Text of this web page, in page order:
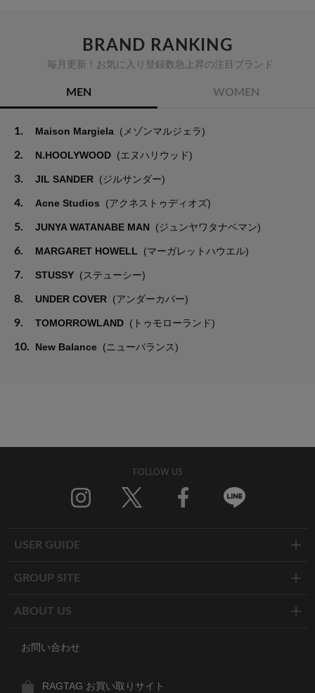
BRAND RANKING
毎月更新！お気に入り登録数急上昇の注目ブランド
MEN WOMEN
1. Maison Margiela (メゾンマルジェラ)
2. N.HOOLYWOOD (エヌハリウッド)
3. JIL SANDER (ジルサンダー)
4. Acne Studios (アクネストゥディオズ)
5. JUNYA WATANABE MAN (ジュンヤワタナベマン)
6. MARGARET HOWELL (マーガレットハウエル)
7. STUSSY (ステューシー)
8. UNDER COVER (アンダーカバー)
9. TOMORROWLAND (トゥモローランド)
10. New Balance (ニューバランス)
FOLLOW US
USER GUIDE
GROUP SITE
ABOUT US
お問い合わせ
RAGTAG お買い取りサイト